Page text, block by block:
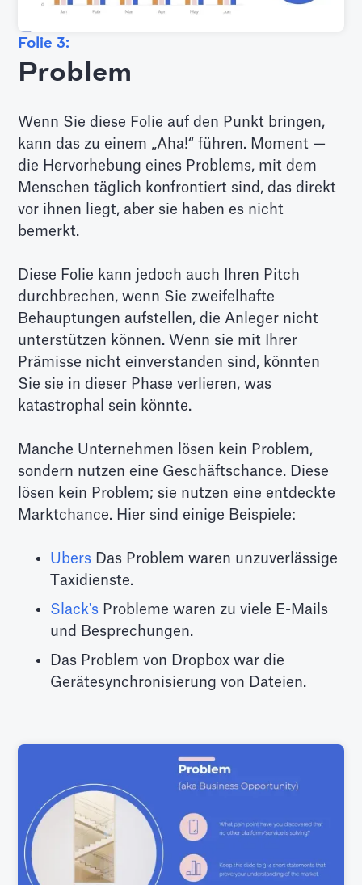
Folie 3:
Problem
Wenn Sie diese Folie auf den Punkt bringen,
kann das zu einem „Aha!“ führen. Moment —
die Hervorhebung eines Problems, mit dem
Menschen täglich konfrontiert sind, das direkt
vor ihnen liegt, aber sie haben es nicht
bemerkt.
Diese Folie kann jedoch auch Ihren Pitch
durchbrechen, wenn Sie zweifelhafte
Behauptungen aufstellen, die Anleger nicht
unterstützen können. Wenn sie mit Ihrer
Prämisse nicht einverstanden sind, könnten
Sie sie in dieser Phase verlieren, was
katastrophal sein könnte.
Manche Unternehmen lösen kein Problem,
sondern nutzen eine Geschäftschance. Diese
lösen kein Problem; sie nutzen eine entdeckte
Marktchance. Hier sind einige Beispiele:
Ubers Das Problem waren unzuverlässige
Taxidienste.
Slack's Probleme waren zu viele E-Mails
und Besprechungen.
Das Problem von Dropbox war die
Gerätesynchronisierung von Dateien.